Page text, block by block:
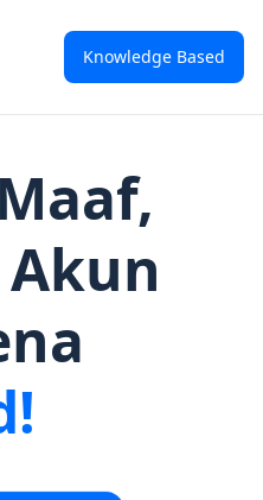
Knowledge Based